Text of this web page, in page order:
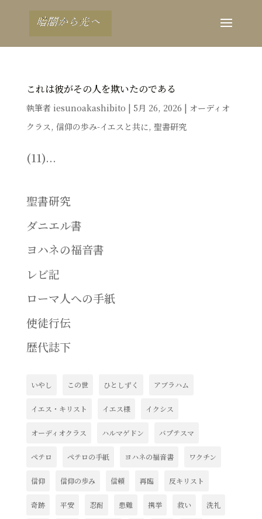
これは彼がその人を欺いたのである
執筆者 iesunoakashibito | 5月 26, 2026 | オーディオ
クラス, 信仰の歩み-イエスと共に, 聖書研究
(11)...
聖書研究
ダニエル書
ヨハネの福音書
レビ記
ローマ人への手紙
使徒行伝
歴代誌下
いやし この世 ひとしずく アブラハム
イエス・キリスト イエス様 イクシス
オーディオクラス ハルマゲドン バプテスマ
ペテロ ペテロの手紙 ヨハネの福音書 ワクチン
信仰 信仰の歩み 信頼 再臨 反キリスト
奇跡 平安 忍耐 患難 携挙 救い 洗礼